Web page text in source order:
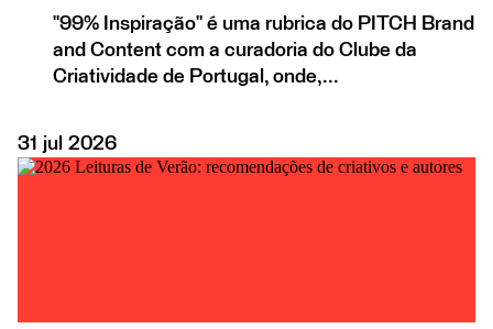
"99% Inspiração" é uma rubrica do PITCH Brand
and Content com a curadoria do Clube da
Criatividade de Portugal, onde,...
31 jul 2026